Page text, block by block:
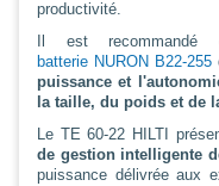
productivité.
Il est
batterie NURON B22-255
puissance et
la taille, du poids et de
Le TE 60-22 HILTI
de gestion intelligente
puissance délivrée aux